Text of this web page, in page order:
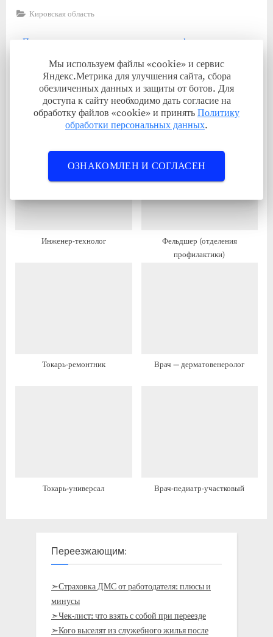
Кировская область
Навигация
записям
П
з
Преподаватель программирования и информатики
л
е
д
у
щ
а
я
з
Заместитель директора по информационно-
коммуникационным технологиям
Связанные записи
Инженер-технолог
Фельдшер (отделения
профилактики)
Токарь-ремонтник Врач — дерматовенеролог
Токарь-универсал Врач-педиатр-участковый
Переезжающим:
➣Страховка ДМС от работодателя: плюсы и
минусы
➣Чек-лист: что взять с собой при переезде
➣Кого выселят из служебного жилья после
Мы используем файлы «cookie» и сервис
Яндекс.Метрика для улучшения сайта, сбора
обезличенных данных и защиты от ботов. Для
доступа к сайту необходимо дать согласие на
обработку файлов «cookie» и принять Политику
обработки персональных данных.
ОЗНАКОМЛЕН И СОГЛАСЕН